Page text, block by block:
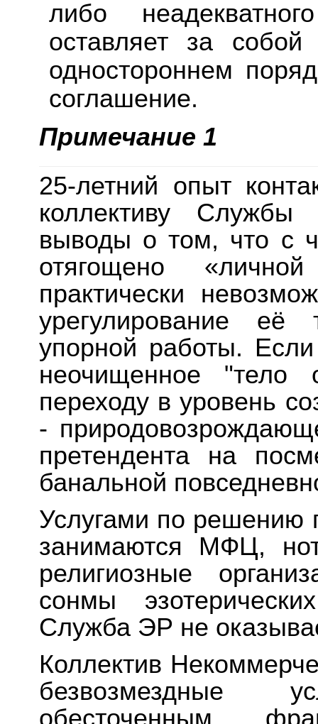
либо
оставляет за
одностороннем
соглашение.
Примечание 1
25-летний опыт
коллективу
выводы о том, что с
отягощено «личной
практически
урегулирование
упорной работы.
неочищенное "тело
переходу в уровень
-
претендента на
банальной
Услугами по решению
занимаются МФЦ,
религиозные
сонмы
Служба ЭР не
Коллектив
безвозмездные
обесточенным